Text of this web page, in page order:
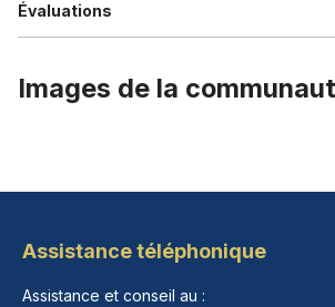
Évaluations
Images de la
Assistance téléphonique
Assistance et conseil au :